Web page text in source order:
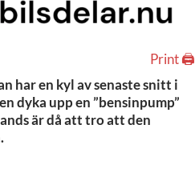
Print 🖨
har en kyl av senaste snitt i
dyka upp en ”bensinpump”
är då att tro att den